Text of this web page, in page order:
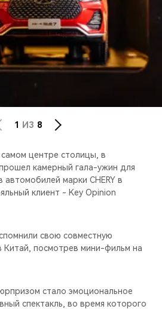
1 ИЗ 8
центре столицы, в
камерный гала-ужин для
марки CHERY в
клиент - Key Opinion
свою совместную
Китай, посмотрев мини-фильм на
стало эмоциональное
спектакль, во время которого